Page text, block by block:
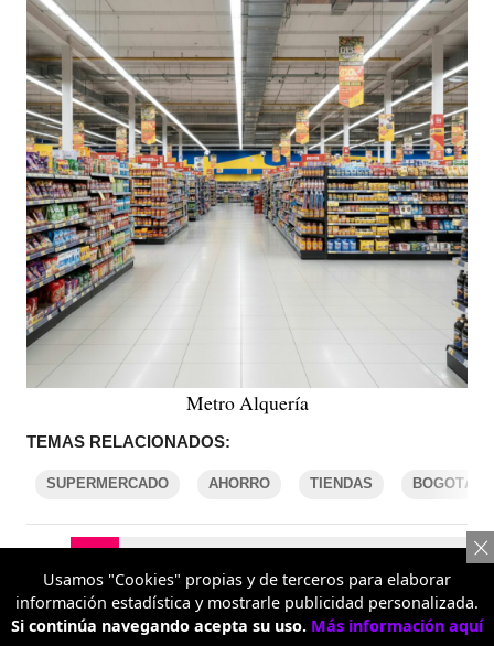
Metro Alquería
TEMAS RELACIONADOS:
SUPERMERCADO AHORRO TIENDAS BOGOTÁ
REPORTAR UN ERROR
Usamos "Cookies" propias y de terceros para elaborar
información estadística y mostrarle publicidad personalizada.
Si continúa navegando acepta su uso. Más información aquí